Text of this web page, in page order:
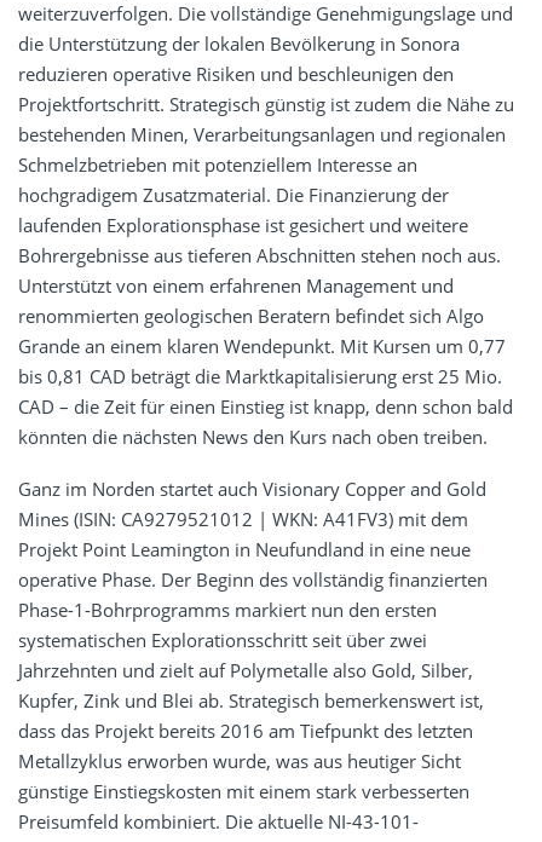
weiterzuverfolgen. Die vollständige Genehmigungslage und
die Unterstützung der lokalen Bevölkerung in Sonora
reduzieren operative Risiken und beschleunigen den
Projektfortschritt. Strategisch günstig ist zudem die Nähe zu
bestehenden Minen, Verarbeitungsanlagen und regionalen
Schmelzbetrieben mit potenziellem Interesse an
hochgradigem Zusatzmaterial. Die Finanzierung der
laufenden Explorationsphase ist gesichert und weitere
Bohrergebnisse aus tieferen Abschnitten stehen noch aus.
Unterstützt von einem erfahrenen Management und
renommierten geologischen Beratern befindet sich Algo
Grande an einem klaren Wendepunkt. Mit Kursen um 0,77
bis 0,81 CAD beträgt die Marktkapitalisierung erst 25 Mio.
CAD – die Zeit für einen Einstieg ist knapp, denn schon bald
könnten die nächsten News den Kurs nach oben treiben.
Ganz im Norden startet auch Visionary Copper and Gold
Mines (ISIN: CA9279521012 | WKN: A41FV3) mit dem
Projekt Point Leamington in Neufundland in eine neue
operative Phase. Der Beginn des vollständig finanzierten
Phase-1-Bohrprogramms markiert nun den ersten
systematischen Explorationsschritt seit über zwei
Jahrzehnten und zielt auf Polymetalle also Gold, Silber,
Kupfer, Zink und Blei ab. Strategisch bemerkenswert ist,
dass das Projekt bereits 2016 am Tiefpunkt des letzten
Metallzyklus erworben wurde, was aus heutiger Sicht
günstige Einstiegskosten mit einem stark verbesserten
Preisumfeld kombiniert. Die aktuelle NI-43-101-